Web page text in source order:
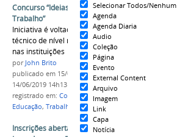
Selecionar Todos/Nenhum
Agenda
Agenda Diaria
Audio
Coleção
Página
Evento
External Content
Arquivo
Imagem
Link
Capa
Notícia
Concurso “Ideias Inovadoras em Educação e
Trabalho”
Iniciativa é voltada a estudantes do ensino
técnico de nível médio e a professores atuantes
nas instituições
por John Brito
publicado em 15/03/2018 última modificação
14/06/2019 14h13
registrado em: Concurso Ideias Inovadoras
Educação, Trabalho CPLP
Inscrições abertas para o concurso “Ideias